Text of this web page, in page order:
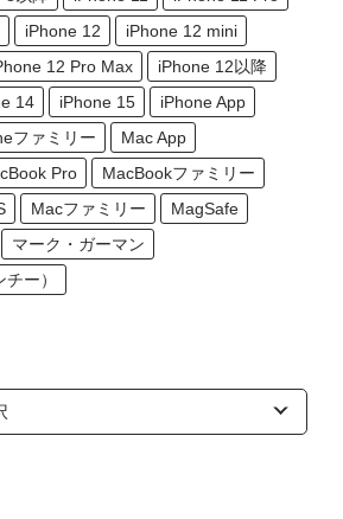
iPhone 12
iPhone 12 mini
12 Pro Max
iPhone 12以降
14 iPhone 15
iPhone App
ファミリー
Mac App
Pro
MacBookファミリー
Macファミリー
MagSafe
マーク・ガーマン
ー）